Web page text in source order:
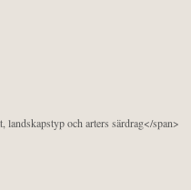
och arters särdrag</span>